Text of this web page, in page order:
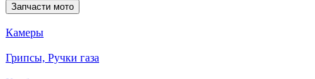
Запчасти мото
Камеры
Грипсы, Ручки газа